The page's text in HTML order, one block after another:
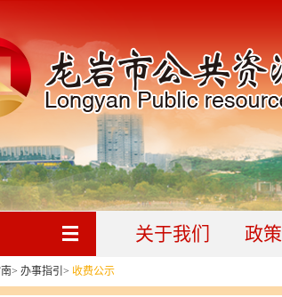
关于我们 政
> 办事指引 > 收费公示